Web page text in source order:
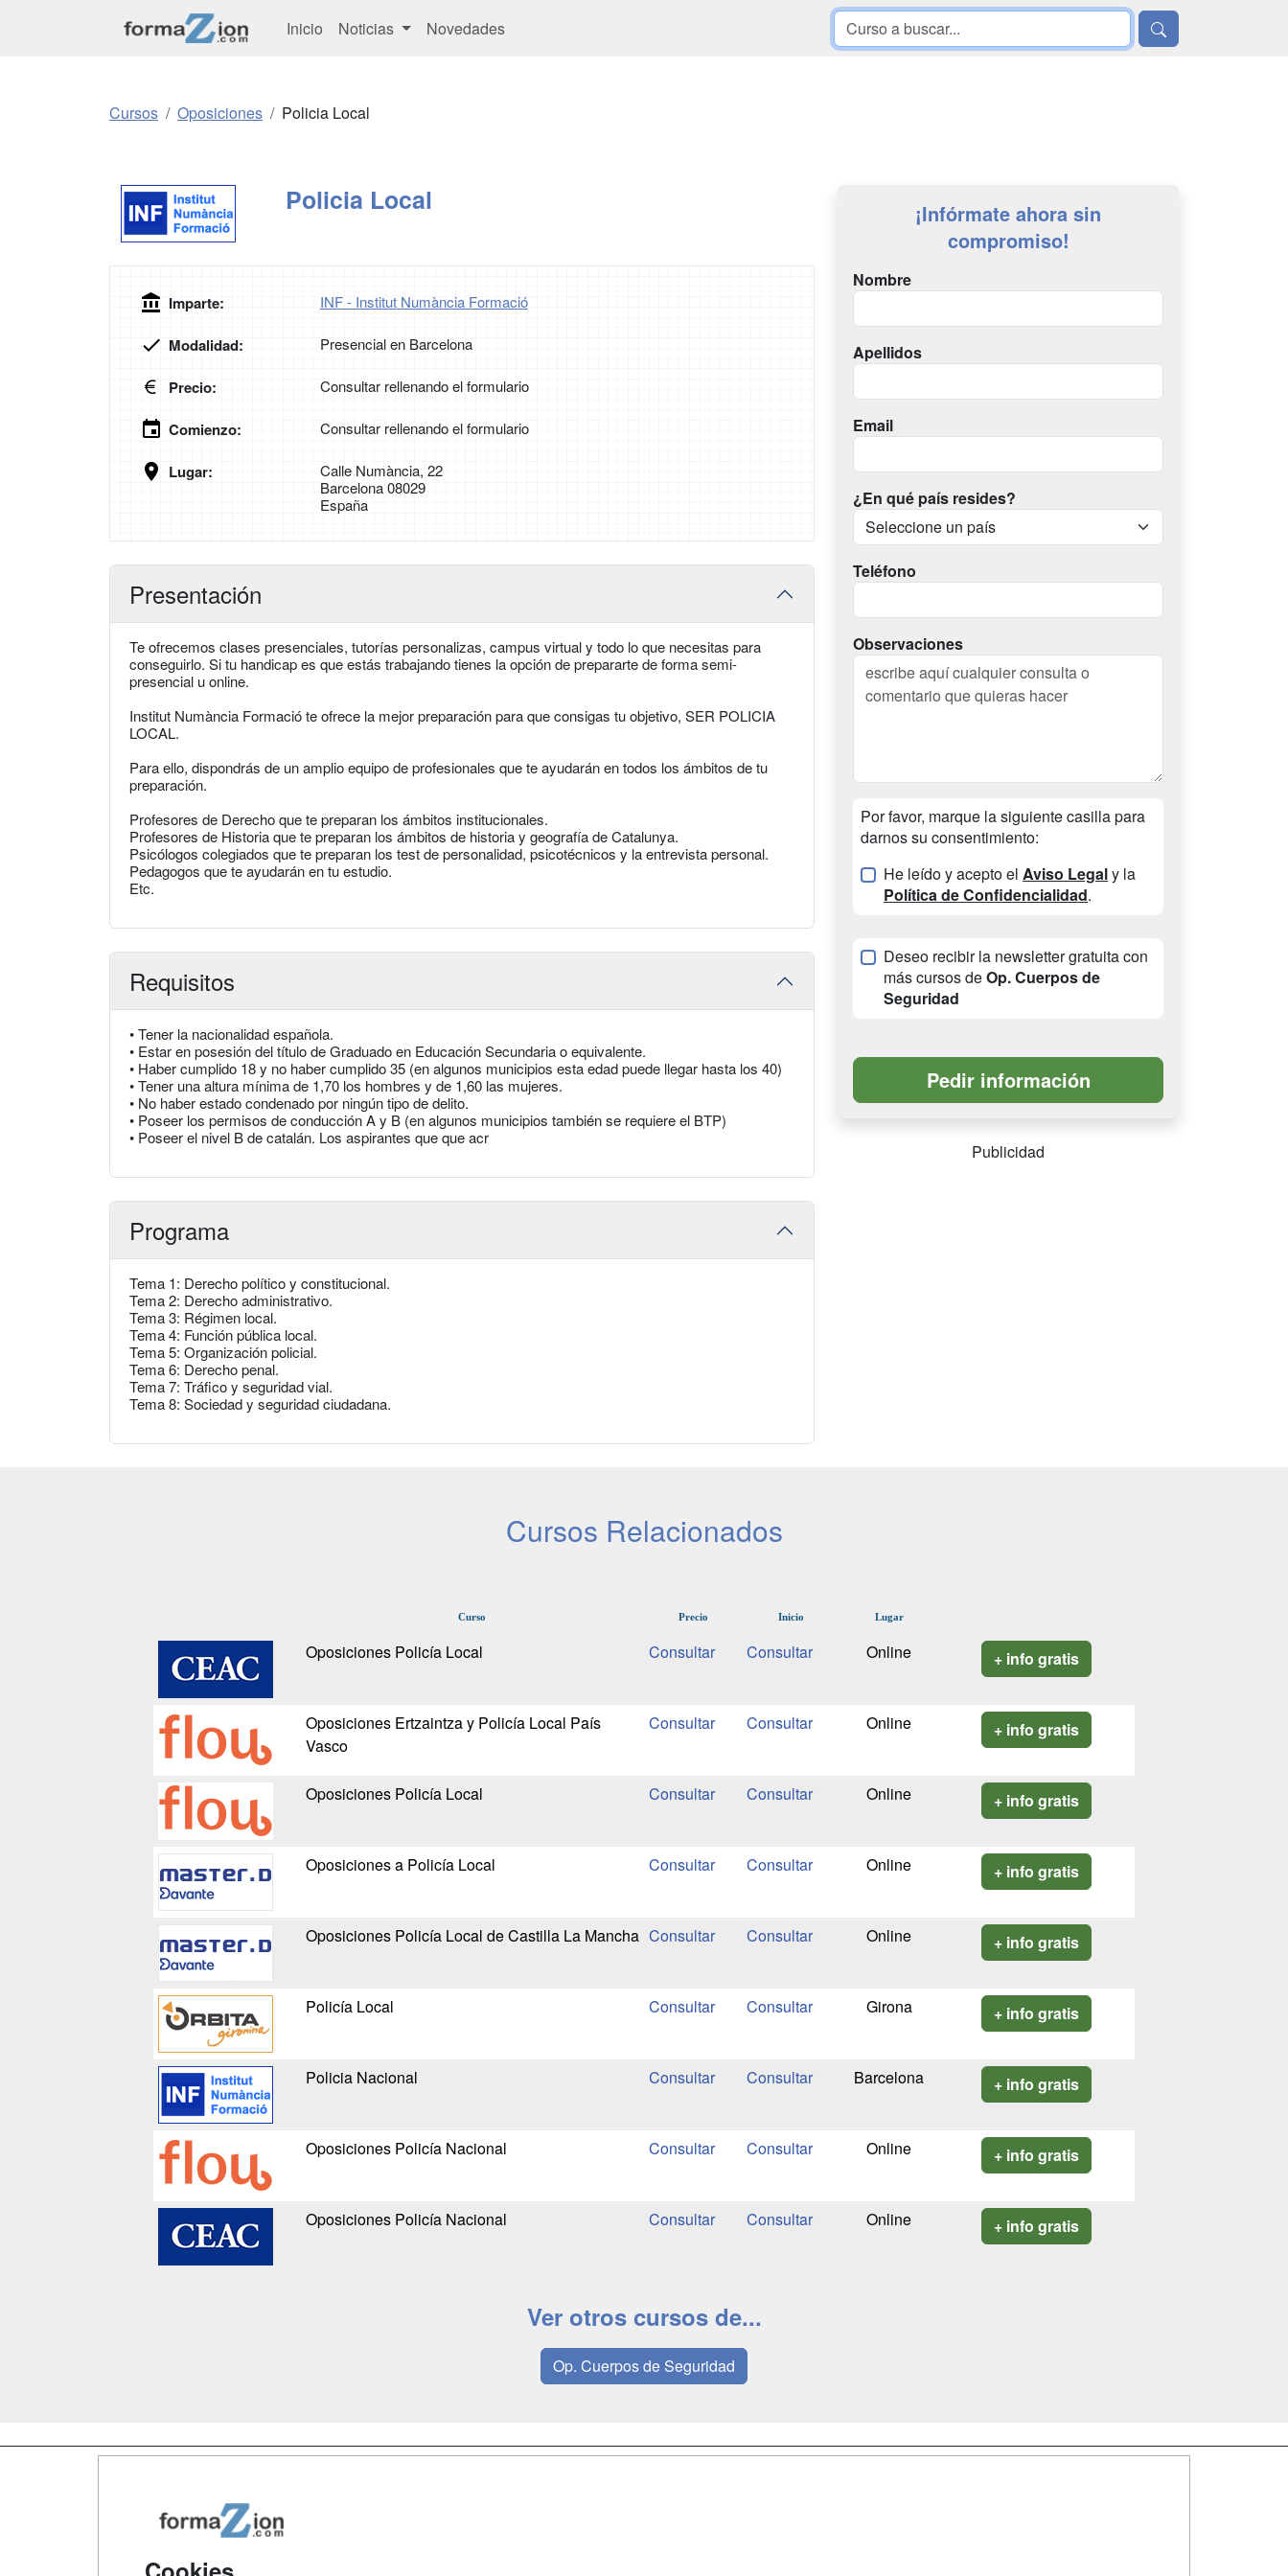
Inicio Noticias Novedades
Cursos Oposiciones Policia Local
Policia Local
Imparte: INF - Institut Numància Formació
Modalidad: Presencial en Barcelona
Precio: Consultar rellenando el formulario
Comienzo: Consultar rellenando el formulario
Lugar:
Calle Numància, 22
Barcelona 08029
España
Presentación
Te ofrecemos clases presenciales, tutorías personalizas, campus virtual y todo lo que necesitas para
conseguirlo. Si tu handicap es que estás trabajando tienes la opción de prepararte de forma semi-
presencial u online.
Institut Numància Formació te ofrece la mejor preparación para que consigas tu objetivo, SER POLICIA
LOCAL.
Para ello, dispondrás de un amplio equipo de profesionales que te ayudarán en todos los ámbitos de tu
preparación.
Profesores de Derecho que te preparan los ámbitos institucionales.
Profesores de Historia que te preparan los ámbitos de historia y geografía de Catalunya.
Psicólogos colegiados que te preparan los test de personalidad, psicotécnicos y la entrevista personal.
Pedagogos que te ayudarán en tu estudio.
Etc.
Requisitos
• Tener la nacionalidad española.
• Estar en posesión del título de Graduado en Educación Secundaria o equivalente.
• Haber cumplido 18 y no haber cumplido 35 (en algunos municipios esta edad puede llegar hasta los 40)
• Tener una altura mínima de 1,70 los hombres y de 1,60 las mujeres.
• No haber estado condenado por ningún tipo de delito.
• Poseer los permisos de conducción A y B (en algunos municipios también se requiere el BTP)
• Poseer el nivel B de catalán. Los aspirantes que que acr
Programa
Tema 1: Derecho político y constitucional.
Tema 2: Derecho administrativo.
Tema 3: Régimen local.
Tema 4: Función pública local.
Tema 5: Organización policial.
Tema 6: Derecho penal.
Tema 7: Tráfico y seguridad vial.
Tema 8: Sociedad y seguridad ciudadana.
¡Infórmate ahora sin
compromiso!
Nombre
Apellidos
Email
¿En qué país resides?
Teléfono
Observaciones
Por favor, marque la siguiente casilla para
darnos su consentimiento:
He leído y acepto el Aviso Legaly la
Política de Confidencialidad.
Deseo recibir la newsletter gratuita con
más cursos deOp. Cuerpos de
Seguridad
Publicidad
Cursos Relacionados
Curso Precio Inicio Lugar
Oposiciones Policía Local Online + info gratis
Oposiciones Ertzaintza y Policía Local País
Vasco
Online + info gratis
Oposiciones Policía Local Online + info gratis
Oposiciones a Policía Local Online + info gratis
Oposiciones Policía Local de Castilla La Mancha Online + info gratis
Policía Local Girona + info gratis
Policia Nacional Barcelona + info gratis
Oposiciones Policía Nacional Online + info gratis
Oposiciones Policía Nacional Online + info gratis
Ver otros cursos de...
Op. Cuerpos de Seguridad